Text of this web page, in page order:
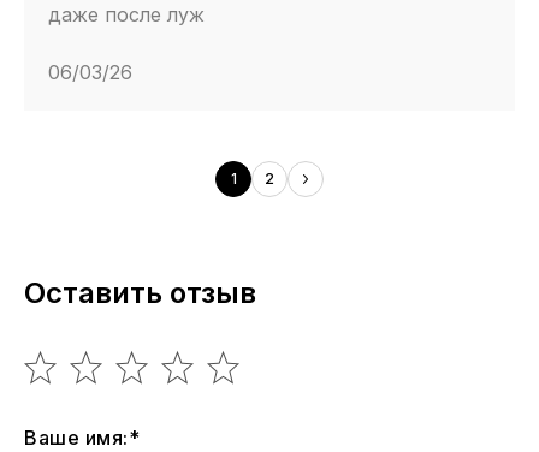
даже после луж
06/03/26
1 2
Оставить отзыв
Ваше имя:*